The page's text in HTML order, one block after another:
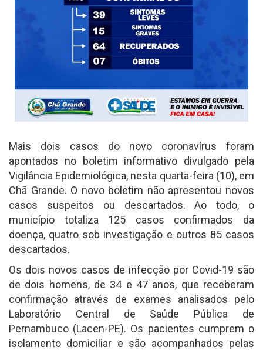
Mais dois casos do novo coronavírus foram
apontados no boletim informativo divulgado pela
Vigilância Epidemiológica, nesta quarta-feira (10), em
Chã Grande. O novo boletim não apresentou novos
casos suspeitos ou descartados. Ao todo, o
município totaliza 125 casos confirmados da
doença, quatro sob investigação e outros 85 casos
descartados.
Os dois novos casos de infecção por Covid-19 são
de dois homens, de 34 e 47 anos, que receberam
confirmação através de exames analisados pelo
Laboratório Central de Saúde Pública de
Pernambuco (Lacen-PE). Os pacientes cumprem o
isolamento domiciliar e são acompanhados pelas